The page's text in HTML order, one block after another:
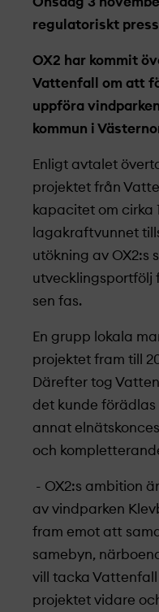
regulatoriskt
OX2 har kommit
Vattenfall om att
uppföra
kommun i
Enligt avtalet
projekt­et från
kapacitet om cirka
lagakraftvunnet
utökning av OX2:s
utvecklings­portfölj
sen fas.
En grupp lokala
projekt­et fram till
Därefter tog
det kunde
annat
och
- OX2:s ambition
av vindparken
fram emot att
samebyn,
vill tacka
projekt­et vidare